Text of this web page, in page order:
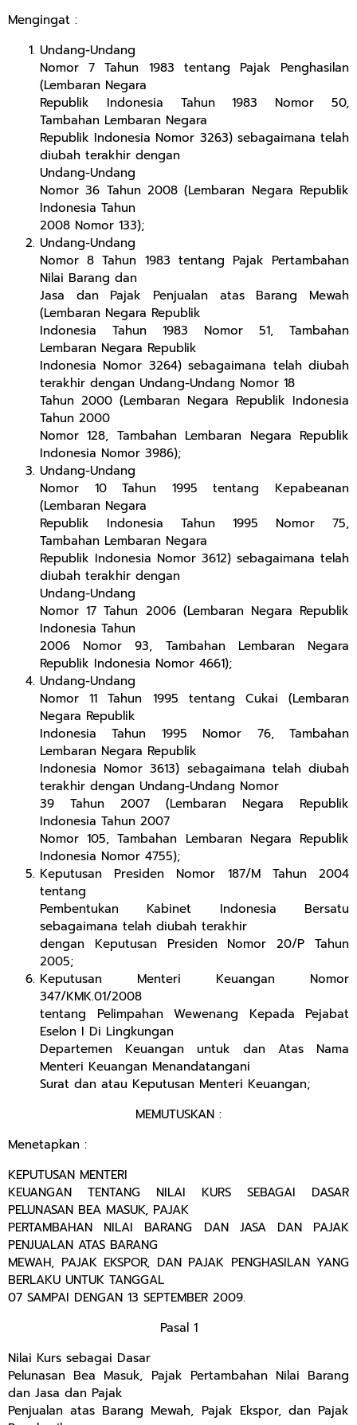
Mengingat :
Undang-Undang
Nomor 7 Tahun 1983 tentang Pajak Penghasilan
(Lembaran Negara
Republik Indonesia Tahun 1983 Nomor 50,
Tambahan Lembaran Negara
Republik Indonesia Nomor 3263) sebagaimana telah
diubah terakhir dengan
Undang-Undang
Nomor 36 Tahun 2008 (Lembaran Negara Republik
Indonesia Tahun
2008 Nomor 133);
Undang-Undang
Nomor 8 Tahun 1983 tentang Pajak Pertambahan
Nilai Barang dan
Jasa dan Pajak Penjualan atas Barang Mewah
(Lembaran Negara Republik
Indonesia Tahun 1983 Nomor 51, Tambahan
Lembaran Negara Republik
Indonesia Nomor 3264) sebagaimana telah diubah
terakhir dengan Undang-Undang Nomor 18
Tahun 2000 (Lembaran Negara Republik Indonesia
Tahun 2000
Nomor 128, Tambahan Lembaran Negara Republik
Indonesia Nomor 3986);
Undang-Undang
Nomor 10 Tahun 1995 tentang Kepabeanan
(Lembaran Negara
Republik Indonesia Tahun 1995 Nomor 75,
Tambahan Lembaran Negara
Republik Indonesia Nomor 3612) sebagaimana telah
diubah terakhir dengan
Undang-Undang
Nomor 17 Tahun 2006 (Lembaran Negara Republik
Indonesia Tahun
2006 Nomor 93, Tambahan Lembaran Negara
Republik Indonesia Nomor 4661);
Undang-Undang
Nomor 11 Tahun 1995 tentang Cukai (Lembaran
Negara Republik
Indonesia Tahun 1995 Nomor 76, Tambahan
Lembaran Negara Republik
Indonesia Nomor 3613) sebagaimana telah diubah
terakhir dengan Undang-Undang Nomor
39 Tahun 2007 (Lembaran Negara Republik
Indonesia Tahun 2007
Nomor 105, Tambahan Lembaran Negara Republik
Indonesia Nomor 4755);
Keputusan Presiden Nomor 187/M Tahun 2004
tentang
Pembentukan Kabinet Indonesia Bersatu
sebagaimana telah diubah terakhir
dengan Keputusan Presiden Nomor 20/P Tahun
2005;
Keputusan Menteri Keuangan Nomor
347/KMK.01/2008
tentang Pelimpahan Wewenang Kepada Pejabat
Eselon I Di Lingkungan
Departemen Keuangan untuk dan Atas Nama
Menteri Keuangan Menandatangani
Surat dan atau Keputusan Menteri Keuangan;
MEMUTUSKAN :
Menetapkan :
KEPUTUSAN MENTERI
KEUANGAN TENTANG NILAI KURS SEBAGAI DASAR
PELUNASAN BEA MASUK, PAJAK
PERTAMBAHAN NILAI BARANG DAN JASA DAN PAJAK
PENJUALAN ATAS BARANG
MEWAH, PAJAK EKSPOR, DAN PAJAK PENGHASILAN YANG
BERLAKU UNTUK TANGGAL
07 SAMPAI DENGAN 13 SEPTEMBER 2009.
Pasal 1
Nilai Kurs sebagai Dasar
Pelunasan Bea Masuk, Pajak Pertambahan Nilai Barang
dan Jasa dan Pajak
Penjualan atas Barang Mewah, Pajak Ekspor, dan Pajak